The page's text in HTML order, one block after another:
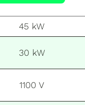
45 kW
30 kW
1100 V